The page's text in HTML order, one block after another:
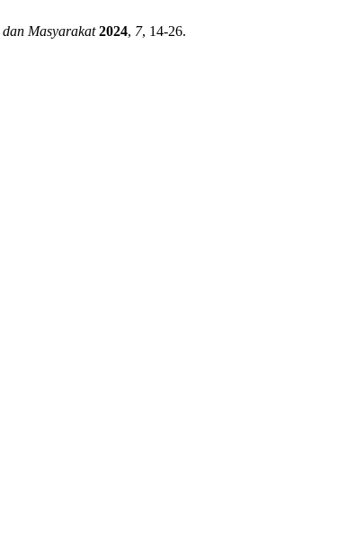
Masyarakat 2024, 7, 14-26.